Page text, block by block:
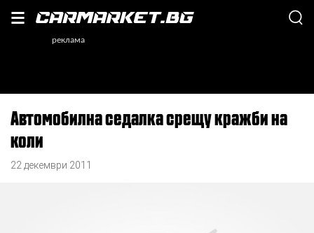
Автомобилна седалка срещу кражби на
коли
22 декември 2011